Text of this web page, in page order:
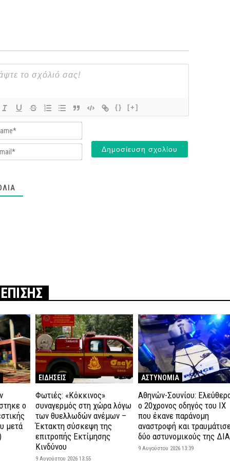
{} [+]
Name*
Email*
o
μετά
ΕΙΔΗΣΕΙΣ
Φωτιές: «Κόκκινος»
συναγερμός στη χώρα λόγω
των θυελλωδών ανέμων –
Έκτακτη σύσκεψη της
επιτροπής Εκτίμησης
Κινδύνου
9 Αυγούστου 2026 13:55
ΑΣΤΥΝΟΜΙΑ
Αθηνών-Σουνίου:
ο 20χρονος οδηγός του ΙΧ
που έκανε παράνομη
αναστροφή και τραυμάτισε
δύο αστυνομικούς της
9 Αυγούστου 2026 13:39